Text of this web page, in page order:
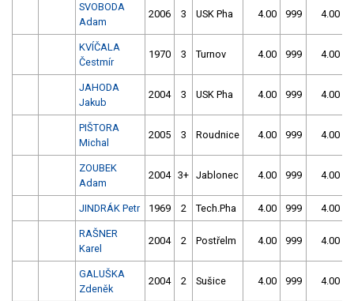
SVOBODA
Adam
2006 3 USK Pha 4.00 999 4.00
KVÍČALA
Čestmír
1970 3 Turnov 4.00 999 4.00
JAHODA
Jakub
2004 3 USK Pha 4.00 999 4.00
PIŠTORA
Michal
2005 3 Roudnice 4.00 999 4.00
ZOUBEK
Adam
2004 3+ Jablonec 4.00 999 4.00
JINDRÁK Petr 1969 2 Tech.Pha 4.00 999 4.00
RAŠNER
Karel
2004 2 Postřelm 4.00 999 4.00
GALUŠKA
Zdeněk
2004 2 Sušice 4.00 999 4.00